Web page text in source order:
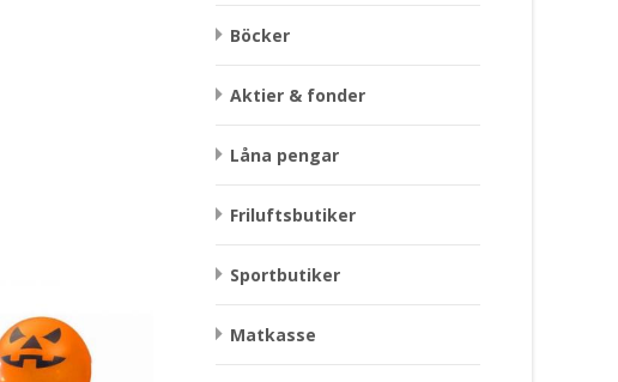
Böcker
Aktier & fonder
Låna pengar
Friluftsbutiker
Sportbutiker
Matkasse